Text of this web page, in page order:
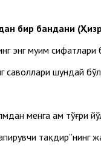
бир бандани
энг муҳим
саволлари шундай
менга ҳам тўғри
тақдир”нинг